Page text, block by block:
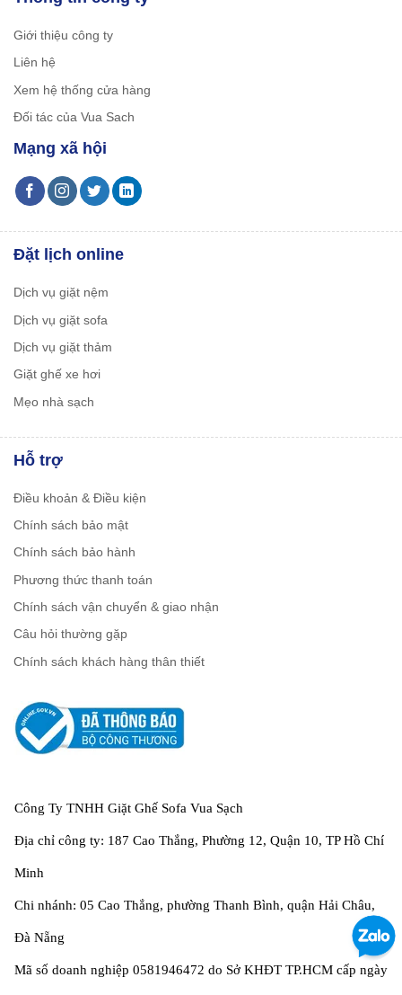
Giới thiệu công ty
Liên hệ
Xem hệ thống cửa hàng
Đối tác của Vua Sach
Mạng xã hội
Đặt lịch online
Dịch vụ giặt nệm
Dịch vụ giặt sofa
Dịch vụ giặt thảm
Giặt ghế xe hơi
Mẹo nhà sạch
Hỗ trợ
Điều khoản & Điều kiện
Chính sách bảo mật
Chính sách bảo hành
Phương thức thanh toán
Chính sách vận chuyển & giao nhận
Câu hỏi thường gặp
Chính sách khách hàng thân thiết
Công Ty TNHH Giặt Ghế Sofa Vua Sạch
Địa chỉ công ty: 187 Cao Thắng, Phường 12, Quận 10, TP Hồ Chí
Minh
Chi nhánh: 05 Cao Thắng, phường Thanh Bình, quận Hải Châu,
Đà Nẵng
Mã số doanh nghiệp 0581946472 do Sở KHĐT TP.HCM cấp ngày